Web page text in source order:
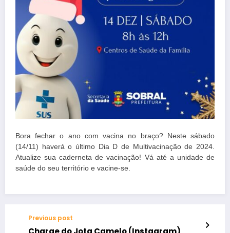
Bora fechar o ano com vacina no braço? Neste sábado
(14/11) haverá o último Dia D de Multivacinação de 2024.
Atualize sua caderneta de vacinação! Vá até a unidade de
saúde do seu território e vacine-se.
Previous post